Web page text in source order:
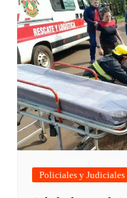
Policiales y Judiciales